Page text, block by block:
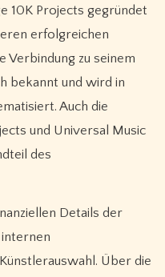
10K Projects gegründet
erfolgreichen
Verbindung zu seinem
bekannt und wird in
Auch die
und Universal Music
des
Details der
Über die